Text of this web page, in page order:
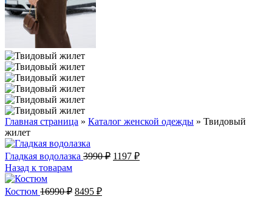
Главная страница » Каталог женской одежды » Твидовый
жилет
Гладкая водолазка 3990₽ Первоначальная
1197 ₽Текущая
Назад к товарам
Костюм 16990₽ Первоначальная
8495 ₽Текущая